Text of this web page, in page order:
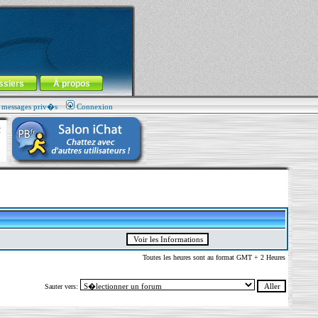
À propos
priv�s Connexion
Toutes les heures sont au format GMT + 2 Heures
Sauter vers: